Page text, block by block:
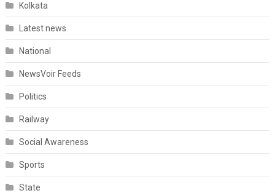
Kolkata
Latest news
National
NewsVoir Feeds
Politics
Railway
Social Awareness
Sports
State